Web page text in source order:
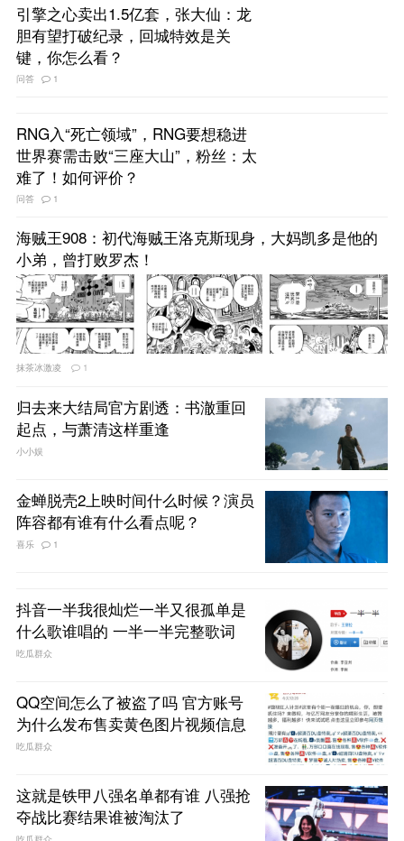
引擎之心卖出1.5亿套，张大仙：龙
胆有望打破纪录，回城特效是关
键，你怎么看？
问答 1
RNG入“死亡领域”，RNG要想稳进
世界赛需击败“三座大山”，粉丝：太
难了！如何评价？
问答 1
海贼王908：初代海贼王洛克斯现身，大妈凯多是他的
小弟，曾打败罗杰！
抹茶冰激凌 1
归去来大结局官方剧透：书澈重回
起点，与萧清这样重逢
小小娱
金蝉脱壳2上映时间什么时候？演员
阵容都有谁有什么看点呢？
喜乐 1
抖音一半我很灿烂一半又很孤单是
什么歌谁唱的 一半一半完整歌词
吃瓜群众
QQ空间怎么了被盗了吗 官方账号
为什么发布售卖黄色图片视频信息
吃瓜群众
这就是铁甲八强名单都有谁 八强抢
夺战比赛结果谁被淘汰了